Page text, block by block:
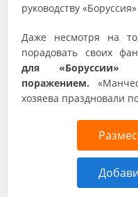
руководству
Даже несмотря на
порадовать своих
для «Боруссии»
поражением.
хозяева праздновали